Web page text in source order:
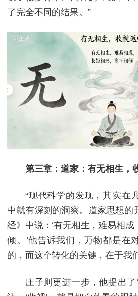
了完全不同的结果。”
第三章：道家：有无相生，
“现代科学的发现，其实在
中就有深刻的洞察。道家思想的
经》中说：‘有无相生，难易相成
倾。’他告诉我们，万物都是在
的，而这个转化的关键，在于我们
庄子则更进一步，他提出了